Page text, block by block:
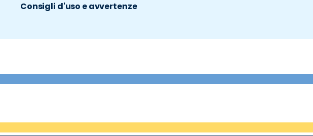
Consigli d'uso e avvertenze